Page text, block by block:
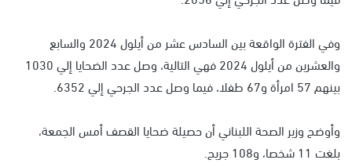
وفي الفترة الواقعة بين السادس عشر من أيلول 2024 والسابع
والعشرين من أيلول 2024 فهي التالية، وصل عدد الضحايا إلي 1030
بينهم 57 امرأة و67 طفلا، فيما وصل عدد الجرحي إلي 6352.
وأوضح وزير الصحة اللبناني أن حصيلة ضحايا القصف أمس الجمعة،
بلغت 11 شخصا، و108 جريح.